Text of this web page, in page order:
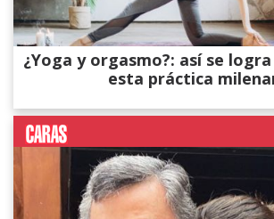
¿Yoga y orgasmo?: así se
esta práctica